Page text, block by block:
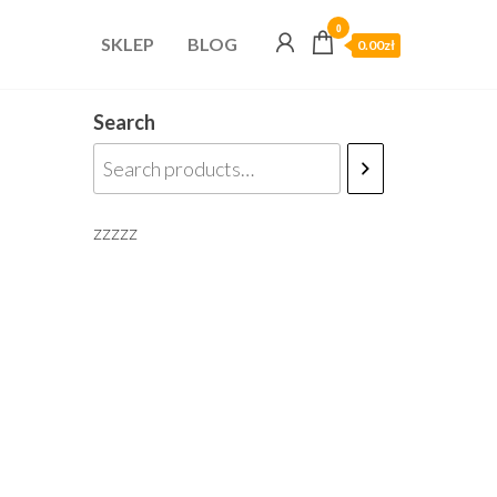
SKLEP BLOG
0
0.00zł
Search
zzzzz